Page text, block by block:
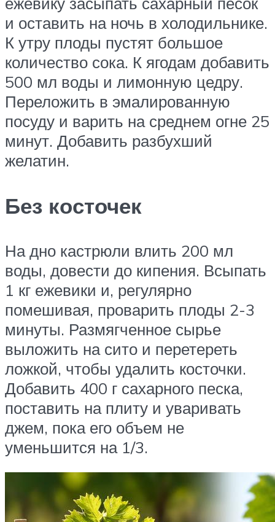
и оставить на ночь в холодильнике.
К утру плоды пустят большое
количество сока. К ягодам добавить
500 мл воды и лимонную цедру.
Переложить в эмалированную
посуду и варить на среднем огне 25
минут. Добавить разбухший
желатин.
Без косточек
На дно кастрюли влить 200 мл
воды, довести до кипения. Всыпать
1 кг ежевики и, регулярно
помешивая, проварить плоды 2-3
минуты. Размягченное сырье
выложить на сито и перетереть
ложкой, чтобы удалить косточки.
Добавить 400 г сахарного песка,
поставить на плиту и уваривать
джем, пока его объем не
уменьшится на 1/3.